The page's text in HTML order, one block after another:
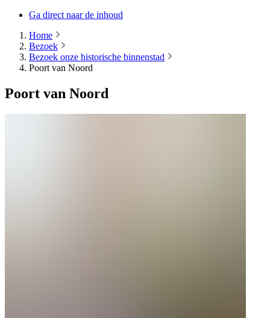
Ga direct naar de inhoud
Home
Bezoek
Bezoek onze historische binnenstad
Poort van Noord
Poort van Noord